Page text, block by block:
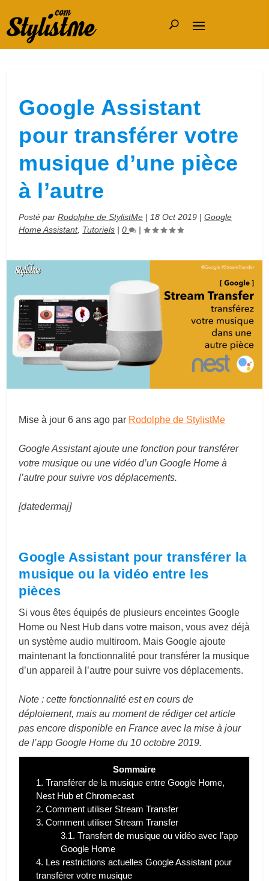
Google Assistant
pour transférer votre
musique d’une pièce
à l’autre
Posté parRodolphe de StylistMe | 18 Oct 2019 |Google
Home Assistant, Tutoriels |0 |
Mise à jour6 ans ago par Rodolphe de StylistMe
Google Assistant ajoute une fonction pour transférer
votre musique ou une vidéo d’un Google Home à
l’autre pour suivre vos déplacements.
[datedermaj]
Google Assistant pour transférer la
musique ou la vidéo entre les
pièces
Si vous êtes équipés de plusieurs enceintes Google
Home ou Nest Hub dans votre maison, vous avez déjà
un système audio multiroom. Mais Google ajoute
maintenant la fonctionnalité pour transférer la musique
d’un appareil à l’autre pour suivre vos déplacements.
Note : cette fonctionnalité est en cours de
déploiement, mais au moment de rédiger cet article
pas encore disponible en France avec la mise à jour
de l’app Google Home du 10 octobre 2019.
Sommaire
1. Transférer de la musique entre Google Home,
Nest Hub et Chromecast
2. Comment utiliser Stream Transfer
3. Comment utiliser Stream Transfer
3.1. Transfert de musique ou vidéo avec l’app
Google Home
4. Les restrictions actuelles Google Assistant pour
transférer votre musique